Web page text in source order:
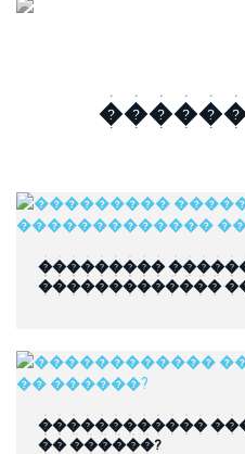
���������
�������������
������������
�� ������?